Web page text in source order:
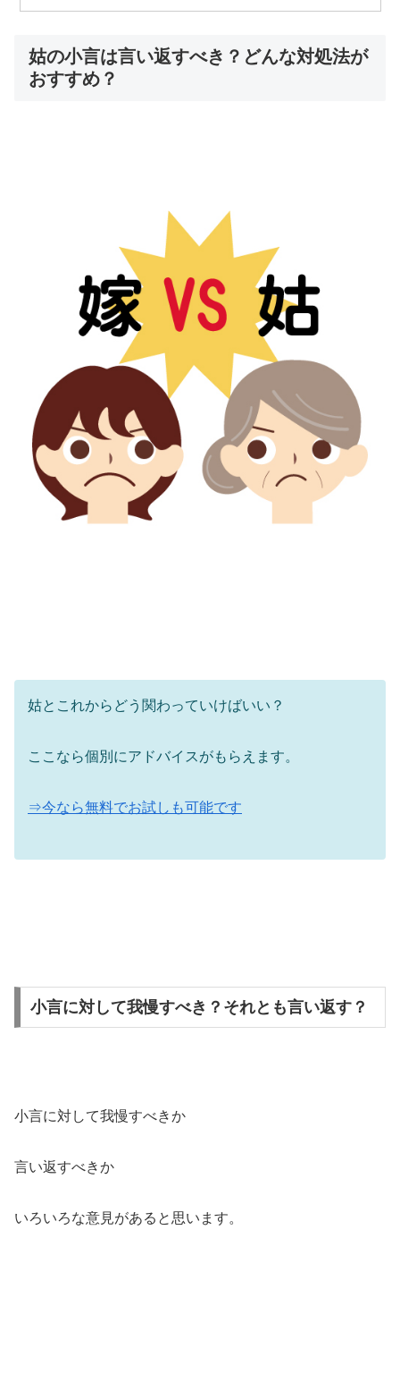
姑の小言は言い返すべき？どんな対処法が
おすすめ？
姑とこれからどう関わっていけばいい？
ここなら個別にアドバイスがもらえます。
⇒今なら無料でお試しも可能です
小言に対して我慢すべき？それとも言い返す？
小言に対して我慢すべきか
言い返すべきか
いろいろな意見があると思います。